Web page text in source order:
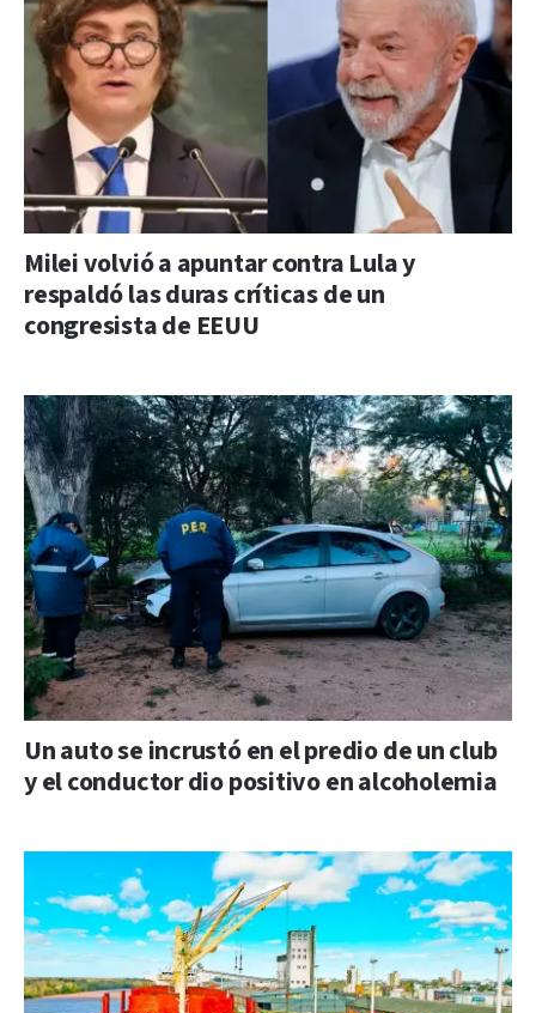
Milei volvió a apuntar contra Lula y
respaldó las duras críticas de un
congresista de EEUU
Un auto se incrustó en el predio de un club
y el conductor dio positivo en alcoholemia